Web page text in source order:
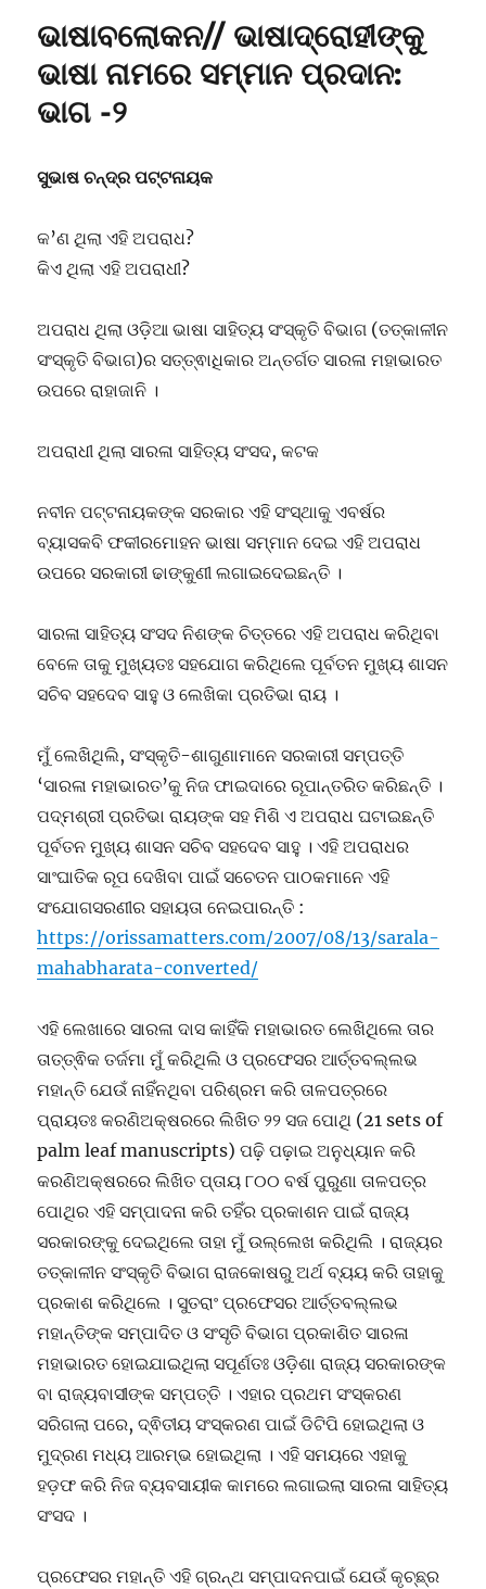
ଆଖି?
ଡି
ଭାଷାବଲୋକନ// ଭାଷାଦ୍ରୋହୀଙ୍କୁ
ଭାଷା ନାମରେ ସମ୍ମାନ ପ୍ରଦାନ:
ଭାଗ -୨
ସୁଭାଷ ଚନ୍ଦ୍ର ପଟ୍ଟନାୟକ
କ’ଣ ଥିଲା ଏହି ଅପରାଧ?
କିଏ ଥିଲା ଏହି ଅପରାଧୀ?
ଅପରାଧ ଥିଲା ଓଡ଼ିଆ ଭାଷା ସାହିତ୍ୟ ସଂସ୍କୃତି ବିଭାଗ (ତତ୍କାଳୀନ
ସଂସ୍କୃତି ବିଭାଗ)ର ସତ୍ତ୍ଵାଧିକାର ଅନ୍ତର୍ଗତ ସାରଳା ମହାଭାରତ
ଉପରେ ରାହାଜାନି ।
ଅପରାଧୀ ଥିଲା ସାରଳା ସାହିତ୍ୟ ସଂସଦ, କଟକ
ନବୀନ ପଟ୍ଟନାୟକଙ୍କ ସରକାର ଏହି ସଂସ୍ଥାକୁ ଏବର୍ଷର
ବ୍ୟାସକବି ଫକୀରମୋହନ ଭାଷା ସମ୍ମାନ ଦେଇ ଏହି ଅପରାଧ
ଉପରେ ସରକାରୀ ଢାଙ୍କୁଣୀ ଲଗାଇଦେଇଛନ୍ତି ।
ସାରଳା ସାହିତ୍ୟ ସଂସଦ ନିଶଙ୍କ ଚିତ୍ତରେ ଏହି ଅପରାଧ କରିଥିବା
ବେଳେ ତାକୁ ମୁଖ୍ୟତଃ ସହଯୋଗ କରିଥିଲେ ପୂର୍ବତନ ମୁଖ୍ୟ ଶାସନ
ସଚିବ ସହଦେବ ସାହୁ ଓ ଲେଖିକା ପ୍ରତିଭା ରାୟ ।
ମୁଁ ଲେଖିଥିଲି, ସଂସ୍କୃତି-ଶାଗୁଣାମାନେ ସରକାରୀ ସମ୍ପତ୍ତି
‘ସାରଳା ମହାଭାରତ’କୁ ନିଜ ଫାଇଦାରେ ରୂପାନ୍ତରିତ କରିଛନ୍ତି ।
ପଦ୍ମଶ୍ରୀ ପ୍ରତିଭା ରାୟଙ୍କ ସହ ମିଶି ଏ ଅପରାଧ ଘଟାଇଛନ୍ତି
ପୂର୍ବତନ ମୁଖ୍ୟ ଶାସନ ସଚିବ ସହଦେବ ସାହୁ । ଏହି ଅପରାଧର
ସାଂଘାତିକ ରୂପ ଦେଖିବା ପାଇଁ ସଚେତନ ପାଠକମାନେ ଏହି
ସଂଯୋଗସରଣୀର ସହାୟତା ନେଇପାରନ୍ତି :
https://orissamatters.com/2007/08/13/sarala-
mahabharata-converted/
ଏହି ଲେଖାରେ ସାରଳା ଦାସ କାହିଁକି ମହାଭାରତ ଲେଖିଥିଲେ ତାର
ତାତ୍ତ୍ଵିକ ତର୍ଜମା ମୁଁ କରିଥିଲି ଓ ପ୍ରଫେସର ଆର୍ତ୍ତବଲ୍ଲଭ
ମହାନ୍ତି ଯେଉଁ ନାହିଁନଥିବା ପରିଶ୍ରମ କରି ତାଳପତ୍ରରେ
ପ୍ରାୟତଃ କରଣିଅକ୍ଷରରେ ଲିଖିତ ୨୨ ସଜ ପୋଥି (21 sets of
palm leaf manuscripts) ପଢ଼ି ପଢ଼ାଇ ଅନୁଧ୍ୟାନ କରି
କରଣିଅକ୍ଷରରେ ଲିଖିତ ପ୍ତାୟ ୮୦୦ ବର୍ଷ ପୁରୁଣା ତାଳପତ୍ର
ପୋଥିର ଏହି ସମ୍ପାଦନା କରି ତହିଁର ପ୍ରକାଶନ ପାଇଁ ରାଜ୍ୟ
ସରକାରଙ୍କୁ ଦେଇଥିଲେ ତାହା ମୁଁ ଉଲ୍ଲେଖ କରିଥିଲି । ରାଜ୍ୟର
ତତ୍କାଳୀନ ସଂସ୍କୃତି ବିଭାଗ ରାଜକୋଷରୁ ଅର୍ଥ ବ୍ୟୟ କରି ତାହାକୁ
ପ୍ରକାଶ କରିଥିଲେ । ସୁତରାଂ ପ୍ରଫେସର ଆର୍ତ୍ତବଲ୍ଲଭ
ମହାନ୍ତିଙ୍କ ସମ୍ପାଦିତ ଓ ସଂସୃତି ବିଭାଗ ପ୍ରକାଶିତ ସାରଳା
ମହାଭାରତ ହୋଇଯାଇଥିଲା ସପୂର୍ଣତଃ ଓଡ଼ିଶା ରାଜ୍ୟ ସରକାରଙ୍କ
ବା ରାଜ୍ୟବାସୀଙ୍କ ସମ୍ପତ୍ତି । ଏହାର ପ୍ରଥମ ସଂସ୍କରଣ
ସରିଗଲା ପରେ, ଦ୍ଵିତୀୟ ସଂସ୍କରଣ ପାଇଁ ଡିଟିପି ହୋଇଥିଲା ଓ
ମୁଦ୍ରଣ ମଧ୍ୟ ଆରମ୍ଭ ହୋଇଥିଲା । ଏହି ସମୟରେ ଏହାକୁ
ହଡ଼ଫ କରି ନିଜ ବ୍ୟବସାୟୀକ କାମରେ ଲଗାଇଲା ସାରଳା ସାହିତ୍ୟ
ସଂସଦ ।
ପ୍ରଫେସର ମହାନ୍ତି ଏହି ଗ୍ରନ୍ଥ ସମ୍ପାଦନପାଇଁ ଯେଉଁ କୃଚ୍ଛ୍ର